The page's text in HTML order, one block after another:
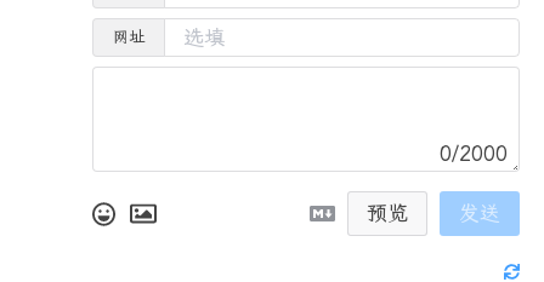
网址
0/2000
预览 发送